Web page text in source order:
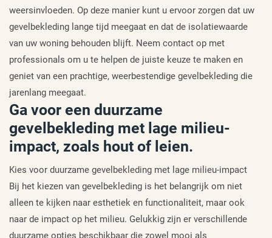
weersinvloeden. Op deze manier kunt u ervoor zorgen dat uw
gevelbekleding lange tijd meegaat en dat de isolatiewaarde
van uw woning behouden blijft. Neem contact op met
professionals om u te helpen de juiste keuze te maken en
geniet van een prachtige, weerbestendige gevelbekleding die
jarenlang meegaat.
Ga voor een duurzame
gevelbekleding met lage milieu-
impact, zoals hout of leien.
Kies voor duurzame gevelbekleding met lage milieu-impact
Bij het kiezen van gevelbekleding is het belangrijk om niet
alleen te kijken naar esthetiek en functionaliteit, maar ook
naar de impact op het milieu. Gelukkig zijn er verschillende
duurzame opties beschikbaar die zowel mooi als